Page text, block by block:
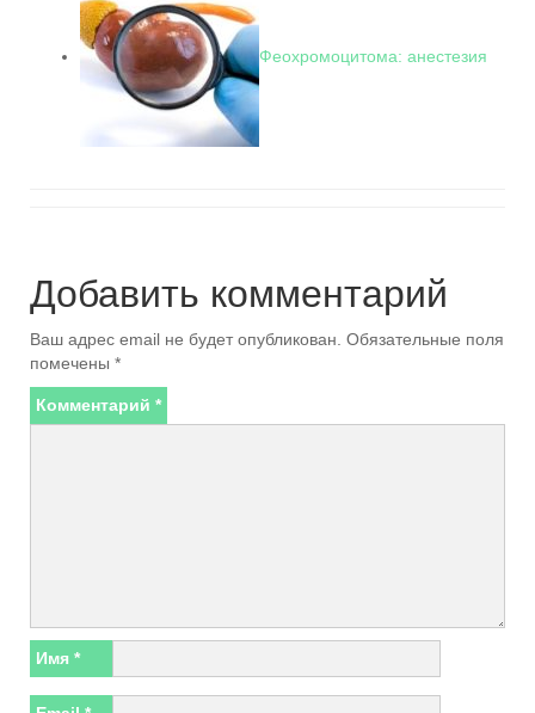
Феохромоцитома: анестезия
Добавить комментарий
Ваш адрес email не будет опубликован. Обязательные поля
помечены *
Комментарий *
Имя *